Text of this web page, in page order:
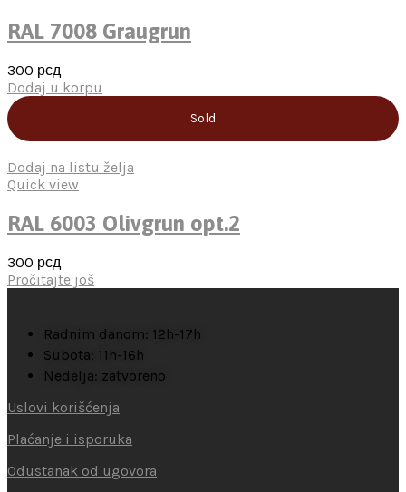
RAL 7008 Graugrun
300 рсд
Dodaj u korpu
Sold
Dodaj na listu želja
Quick view
RAL 6003 Olivgrun opt.2
300 рсд
Pročitajte još
Radnim danom: 12h-17h
Subota: 11h-16h
Nedelja: zatvoreno
Uslovi korišćenja
Plaćanje i isporuka
Odustanak od ugovora